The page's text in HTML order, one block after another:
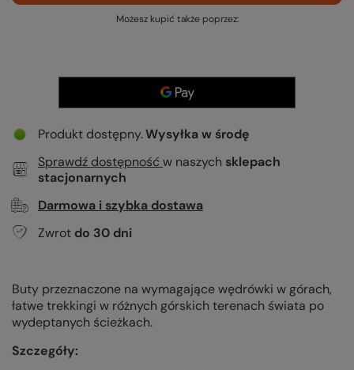
Możesz kupić także poprzez:
Produkt dostępny Wysyłkaw środę
Sprawdź dostępność w naszych sklepach
stacjonarnych
Darmowa i szybka dostawa
Zwrot do 30 dni
Buty przeznaczone na wymagające wędrówki w górach,
łatwe trekkingi w różnych górskich terenach świata po
wydeptanych ścieżkach.
Szczegóły: